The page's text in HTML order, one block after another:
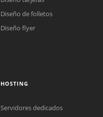
Diseño de folletos
Diseño flyer
HOSTING
Servidores dedicados